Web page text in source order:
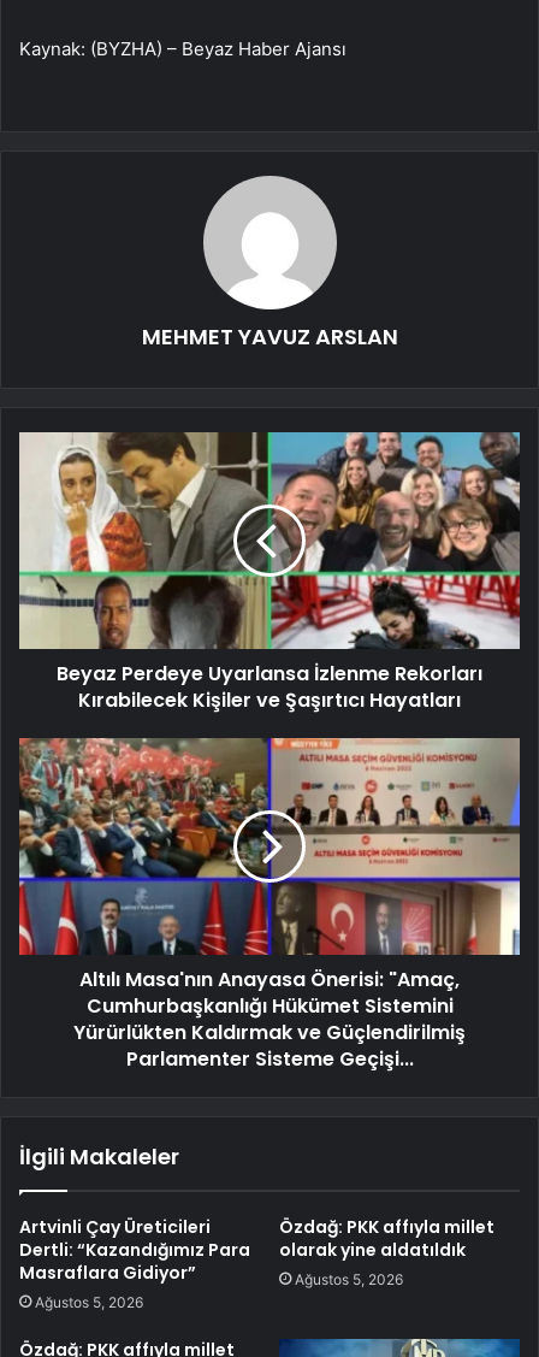
Kaynak: (BYZHA) – Beyaz Haber Ajansı
MEHMET YAVUZ ARSLAN
Beyaz Perdeye Uyarlansa İzlenme Rekorları
Kırabilecek Kişiler ve Şaşırtıcı Hayatları
Altılı Masa'nın Anayasa Önerisi: "Amaç,
Cumhurbaşkanlığı Hükümet Sistemini
Yürürlükten Kaldırmak ve Güçlendirilmiş
Parlamenter Sisteme Geçişi...
İlgili Makaleler
Artvinli Çay Üreticileri
Dertli: “Kazandığımız Para
Masraflara Gidiyor”
Ağustos 5, 2026
Özdağ: PKK affıyla millet
olarak yine aldatıldık
Ağustos 5, 2026
Özdağ: PKK affıyla millet